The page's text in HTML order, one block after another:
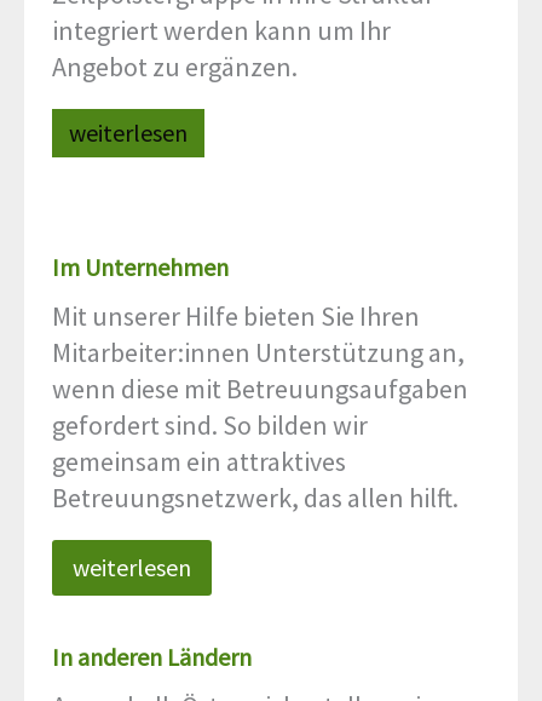
integriert werden kann um Ihr
Angebot zu ergänzen.
weiterlesen
Im Unternehmen
Mit unserer Hilfe bieten Sie Ihren
Mitarbeiter:innen Unterstützung an,
wenn diese mit Betreuungsaufgaben
gefordert sind. So bilden wir
gemeinsam ein attraktives
Betreuungsnetzwerk, das allen hilft.
weiterlesen
In anderen Ländern